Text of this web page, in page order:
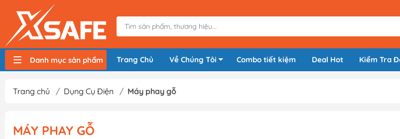
Danh mục sản phẩm Trang Chủ Về Chúng Tôi Combo tiết kiệm Deal Hot Kiểm Tra
Trang chủ / Dụng Cụ Điện / Máy phay gỗ
MÁY PHAY GỖ